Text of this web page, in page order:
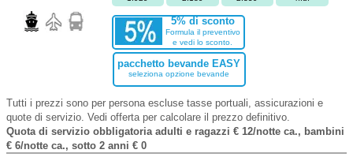
5% di sconto
Formula il preventivo
e vedi lo sconto.
pacchetto bevande EASY
seleziona opzione bevande
Tutti i prezzi sono per persona escluse tasse portuali, assicurazioni e
quote di servizio. Vedi offerta per calcolare il prezzo definitivo.
Quota di servizio obbligatoria adulti e ragazzi € 12/notte ca., bambini
€ 6/notte ca., sotto 2 anni € 0